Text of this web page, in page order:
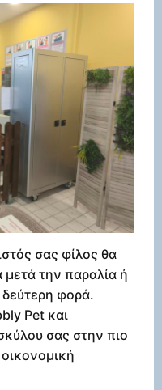
σας φίλος θα
μετά την παραλία ή
φορά.
Pet και
σας στην πιο